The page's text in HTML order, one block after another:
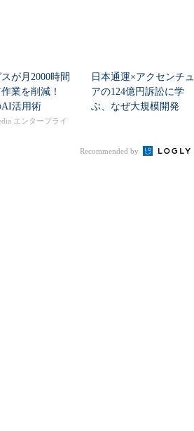
が月2000時間
作業を削減！
活用術
エンタープライ
日本通運×アクセンチュ
アの124億円訴訟に学
ぶ、なぜ大規模開発
Recommended by